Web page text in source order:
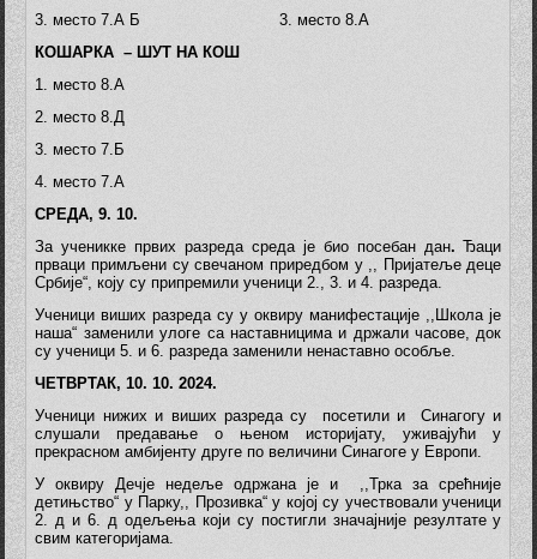
3. место 7.А Б 3. место 8.А
КОШАРКА – ШУТ НА КОШ
1. место 8.А
2. место 8.Д
3. место 7.Б
4. место 7.А
СРЕДА, 9. 10.
За ученикке првих разреда среда је био посебан дан. Ђаци
прваци примљени су свечаном приредбом у ,, Пријатеље деце
Србије“, коју су припремили ученици 2., 3. и 4. разреда.
Ученици виших разреда су у оквиру манифестације ,,Школа је
наша“ заменили улоге са наставницима и држали часове, док
су ученици 5. и 6. разреда заменили ненаставно особље.
ЧЕТВРТАК, 10. 10. 2024.
Ученици нижих и виших разреда су посетили и Синагогу и
слушали предавање о њеном историјату, уживајући у
прекрасном амбијенту друге по величини Синагоге у Европи.
У оквиру Дечје недеље одржана је и ,,Трка за срећније
детињство“ у Парку,, Прозивка“ у којој су учествовали ученици
2. д и 6. д одељења који су постигли значајније резултате у
свим категоријама.